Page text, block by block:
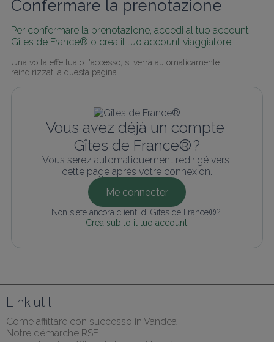
Confermare la prenotazione
Per confermare la prenotazione, accedi al tuo account
Gîtes de France® o crea il tuo account viaggiatore.
Una volta effettuato l'accesso, si verrà automaticamente
reindirizzati a questa pagina.
Vous avez déjà un compte
Gîtes de France® ?
Vous serez automatiquement redirigé vers
cette page après votre connexion.
Me connecter
Non siete ancora clienti di Gîtes de France®?
Crea subito il tuo account!
Link utili
Come affittare con successo in Vandea
Notre démarche RSE